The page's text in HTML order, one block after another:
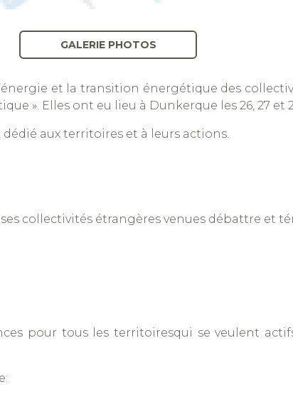
GALERIE PHOTOS
et la transition énergétique des
». Elles ont eu lieu à Dunkerque les 26, 27 et
aux territoires et à leurs actions.
collectivités étrangères venues débattre et
pour tous les territoiresqui se veulent